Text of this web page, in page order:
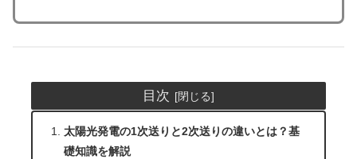
目次
太陽光発電の1次送りと2次送りの違いとは？基
礎知識を解説